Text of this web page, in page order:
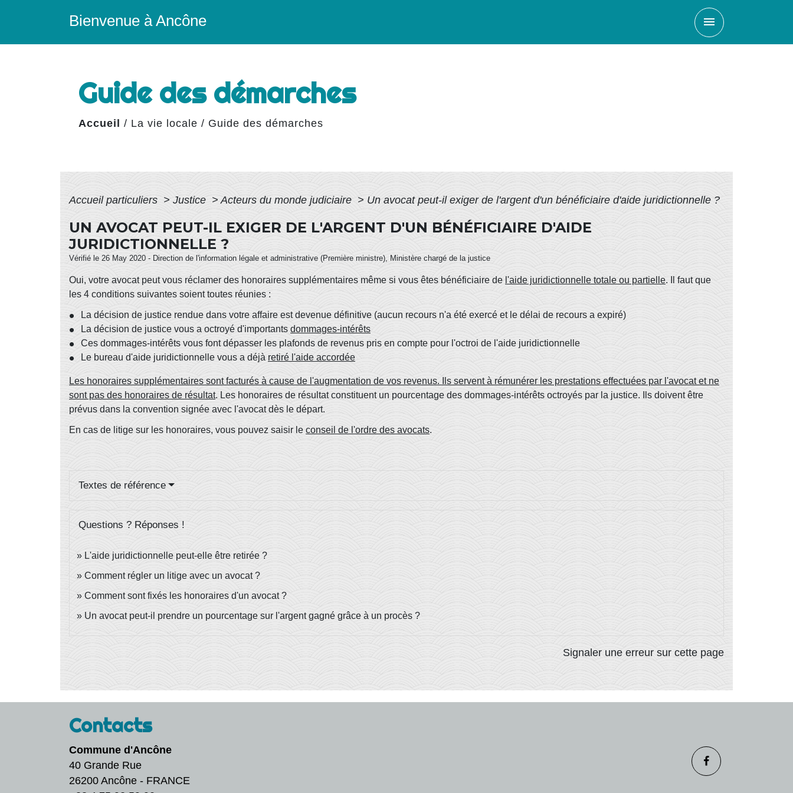
Bienvenue à Ancône menu
Guide des démarches
Accueil / La vie locale / Guide des démarches
Accueil particuliers > Justice > Acteurs du monde judiciaire > Un avocat peut-il exiger de l'argent d'un bénéficiaire d'aide juridictionnelle ?
UN AVOCAT PEUT-IL EXIGER DE L'ARGENT D'UN BÉNÉFICIAIRE D'AIDE
JURIDICTIONNELLE ?
Vérifié le 26 May 2020 - Direction de l'information légale et administrative (Première ministre), Ministère chargé de la justice
Oui, votre avocat peut vous réclamer des honoraires supplémentaires même si vous êtes bénéficiaire de l'aide juridictionnelle totale ou partielle. Il faut que
les 4 conditions suivantes soient toutes réunies :
La décision de justice rendue dans votre affaire est devenue définitive (aucun recours n'a été exercé et le délai de recours a expiré)
La décision de justice vous a octroyé d'importants dommages-intérêts
Ces dommages-intérêts vous font dépasser les plafonds de revenus pris en compte pour l'octroi de l'aide juridictionnelle
Le bureau d'aide juridictionnelle vous a déjà retiré l'aide accordée
Les honoraires supplémentaires sont facturés à cause de l'augmentation de vos revenus. Ils servent à rémunérer les prestations effectuées par l'avocat et ne
sont pas des honoraires de résultat. Les honoraires de résultat constituent un pourcentage des dommages-intérêts octroyés par la justice. Ils doivent être
prévus dans la convention signée avec l'avocat dès le départ.
En cas de litige sur les honoraires, vous pouvez saisir le conseil de l'ordre des avocats.
Textes de référence
Questions ? Réponses !
L'aide juridictionnelle peut-elle être retirée ?
Comment régler un litige avec un avocat ?
Comment sont fixés les honoraires d'un avocat ?
Un avocat peut-il prendre un pourcentage sur l'argent gagné grâce à un procès ?
Signaler une erreur sur cette page
Contacts
Commune d'Ancône
40 Grande Rue
26200 Ancône - FRANCE